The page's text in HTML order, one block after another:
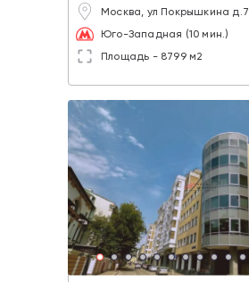
Москва, ул Покрышкина д.7
Юго-Западная (10 мин.)
Площадь - 8799 м2